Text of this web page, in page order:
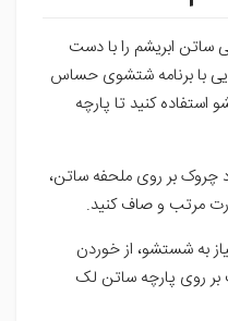
ابریشم را با دست
با برنامه شتشوی حساس
استفاده کنید تا پارچه
چروک بر روی ملحفه ساتن،
مرتب و صاف کنید.
به شستشو، از خوردن
روی پارچه ساتن لک